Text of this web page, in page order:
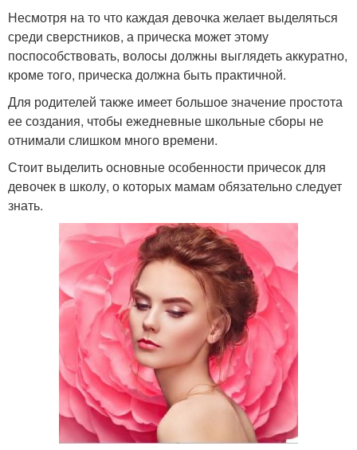
Греческий хвост
Хвост с объемным
Необычный хвост Элегантный хвост
Хвост на бок
Несмотря на то что каждая девочка желает выделяться
среди сверстников, а прическа может этому
поспособствовать, волосы должны выглядеть аккуратно,
кроме того, прическа должна быть практичной.
Для родителей также имеет большое значение простота
ее создания, чтобы ежедневные школьные сборы не
отнимали слишком много времени.
Стоит выделить основные особенности причесок для
девочек в школу, о которых мамам обязательно следует
знать.